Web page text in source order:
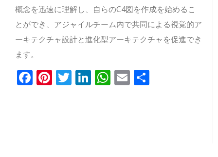
概念を迅速に理解し、自らのC4図を作成を始めるこ
とができ、アジャイルチーム内で共同による視覚的ア
ーキテクチャ設計と進化型アーキテクチャを促進でき
ます。
Facebook
Pinterest
Twitter
LinkedIn
WhatsApp
Email